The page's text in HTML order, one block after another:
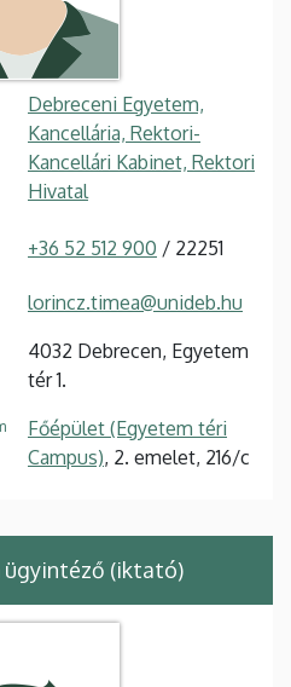
Debreceni Egyetem,
Kancellária, Rektori-
Kancellári Kabinet, Rektori
Hivatal
+36 52 512 900 / 22251
lorincz.timea@unideb.hu
4032 Debrecen, Egyetem
tér 1.
Főépület (Egyetem téri
Campus), 2. emelet, 216/c
ügyintéző (iktató)